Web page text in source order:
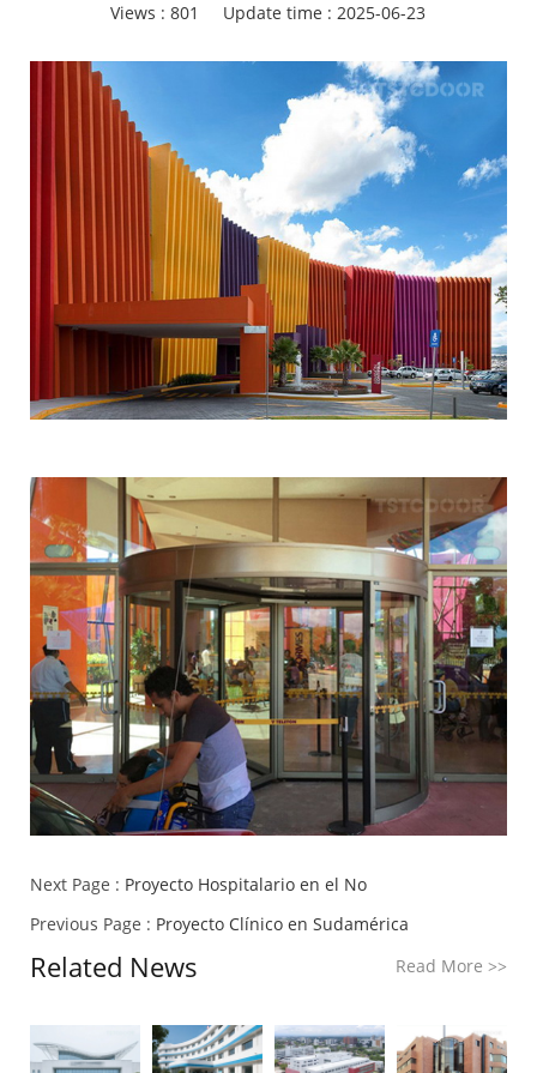
Views :801 Update time : 2025-06-23
Next Page : Proyecto Hospitalario en el No
Previous Page : Proyecto Clínico en Sudamérica
Related News Read More>>